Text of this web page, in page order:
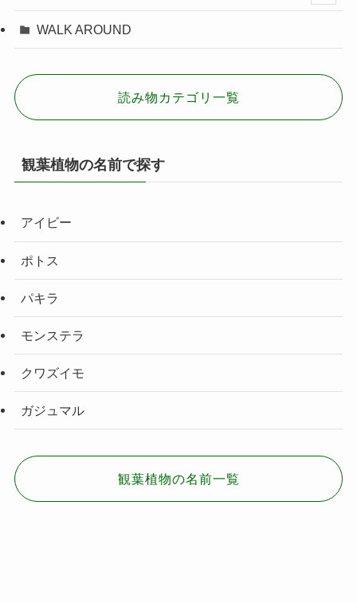
WALK AROUND
読み物カテゴリ一覧
観葉植物の名前で探す
アイビー
ポトス
パキラ
モンステラ
クワズイモ
ガジュマル
観葉植物の名前一覧